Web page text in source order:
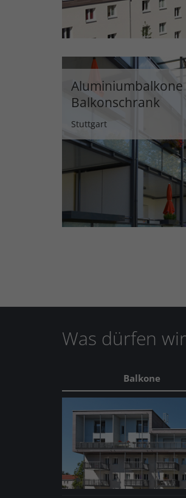
Balkonschrank
Stuttgart
Was dürfen
Balkone